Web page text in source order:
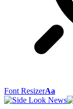
Font ResizerAa